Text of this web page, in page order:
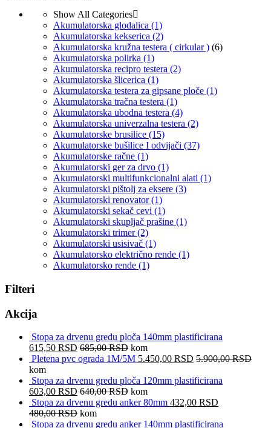
Show All Categories
Akumulatorska glodalica (1)
Akumulatorska kekserica (2)
Akumulatorska kružna testera ( cirkular ) (6)
Akumulatorska polirka (1)
Akumulatorska recipro testera (2)
Akumulatorska šlicerica (1)
Akumulatorska testera za gipsane ploče (1)
Akumulatorska tračna testera (1)
Akumulatorska ubodna testera (4)
Akumulatorska univerzalna testera (2)
Akumulatorske brusilice (15)
Akumulatorske bušilice I odvijači (37)
Akumulatorske račne (1)
Akumulatorski ger za drvo (1)
Akumulatorski multifunkcionalni alati (1)
Akumulatorski pištolj za eksere (3)
Akumulatorski renovator(1)
Akumulatorski sekač cevi (1)
Akumulatorski skupljač prašine (1)
Akumulatorski trimer(2)
Akumulatorski usisivač (1)
Akumulatorsko električno rende (1)
Akumulatorsko rende (1)
Filteri
Akcija
Stopa za drvenu gredu ploča 140mm plastificirana
615,50 RSD 685,00RSD kom
Pletena pvc ograda 1M/5M 5.450,00 RSD 5.900,00RSD
kom
Stopa za drvenu gredu ploča 120mm plastificirana
603,00 RSD 640,00RSD kom
Stopa za drvenu gredu anker 80mm 432,00 RSD
480,00RSD kom
Stopa za drvenu gredu anker 140mm plastificirana